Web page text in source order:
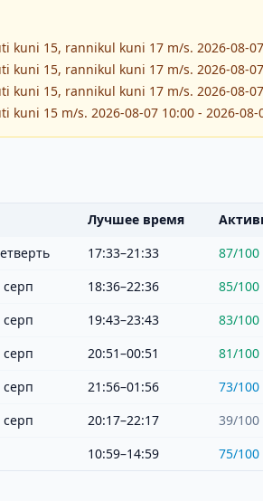
kuni 15, rannikul kuni 17 m/s. 2026-08-
kuni 15, rannikul kuni 17 m/s. 2026-08-
kuni 15, rannikul kuni 17 m/s. 2026-08-
kuni 15 m/s. 2026-08-07 10:00 - 2026-08-
Лучшее время
17:33–21:33 87/100
18:36–22:36 85/100
19:43–23:43 83/100
20:51–00:51 81/100
21:56–01:56 73/100
20:17–22:17 39/100
10:59–14:59 75/100